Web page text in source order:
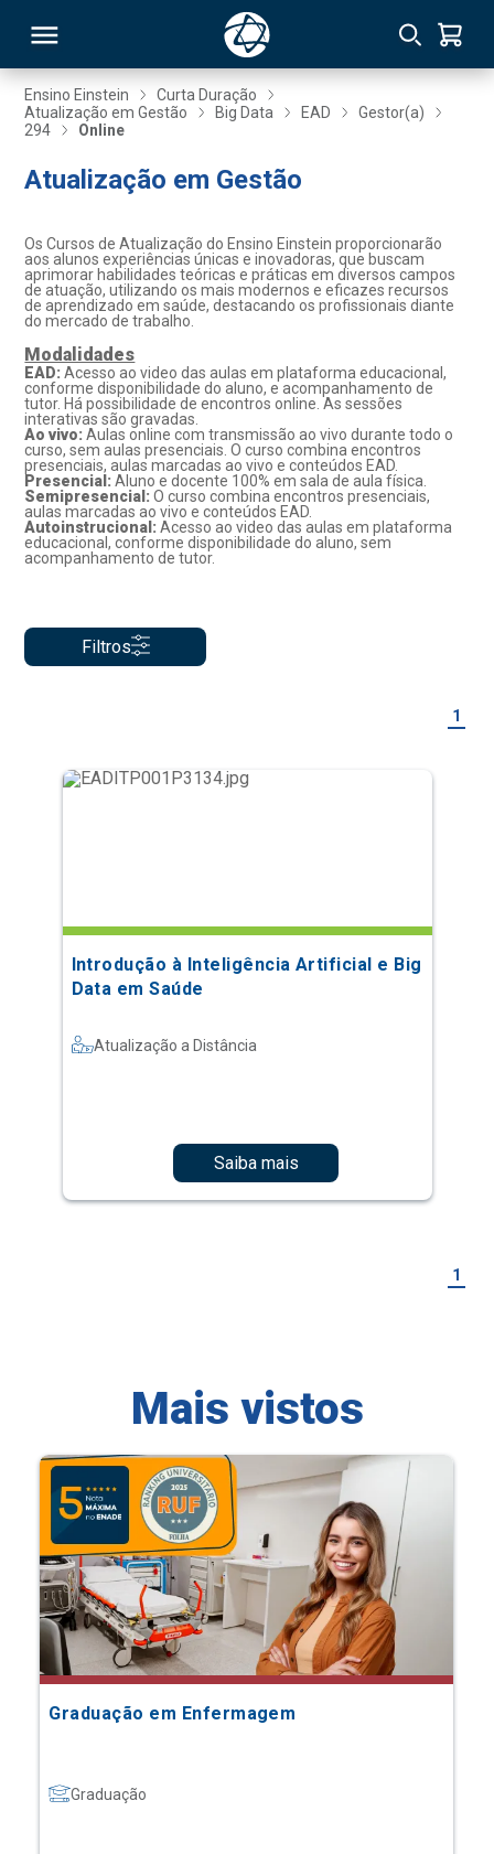
Ensino Einstein
Curta Duração
Atualização em Gestão
Big Data EAD
Gestor(a)
294
Online
Atualização em Gestão
Os Cursos de Atualização do Ensino Einstein proporcionarão
aos alunos experiências únicas e inovadoras, que buscam
aprimorar habilidades teóricas e práticas em diversos campos
de atuação, utilizando os mais modernos e eficazes recursos
de aprendizado em saúde, destacando os profissionais diante
do mercado de trabalho.
Modalidades
EAD:Acesso ao video das aulas em plataforma educacional,
conforme disponibilidade do aluno, e acompanhamento de
tutor. Há possibilidade de encontros online. As sessões
interativas são gravadas.
Ao vivo: Aulas online com transmissão ao vivo durante todo o
curso, sem aulas presenciais. O curso combina encontros
presenciais, aulas marcadas ao vivo e conteúdos EAD.
Presencial:Aluno e docente 100% em sala de aula física.
Semipresencial:O curso combina encontros presenciais,
aulas marcadas ao vivo e conteúdos EAD.
Autoinstrucional:Acesso ao video das aulas em plataforma
educacional, conforme disponibilidade do aluno, sem
acompanhamento de tutor.
Filtros
1
Introdução à Inteligência Artificial e Big
Data em Saúde
Atualização a Distância
Saiba mais
1
Mais vistos
Graduação em Enfermagem
Graduação